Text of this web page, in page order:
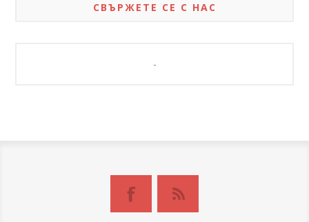
СВЪРЖЕТЕ СЕ С НАС
-